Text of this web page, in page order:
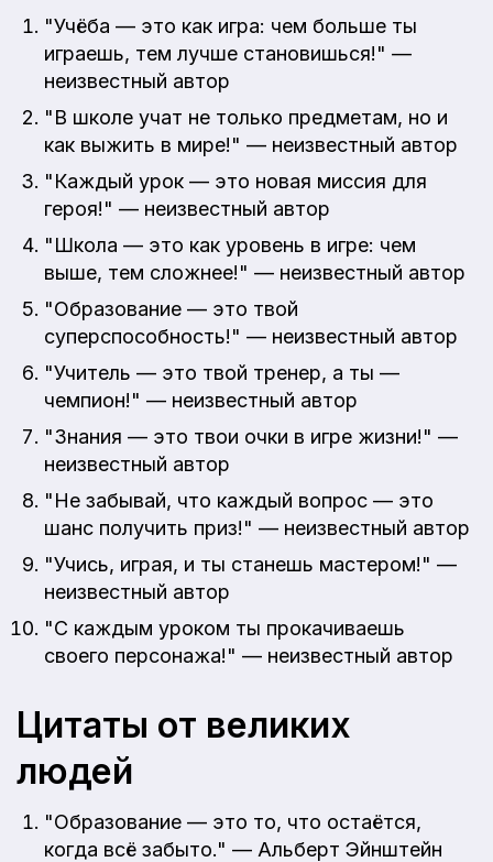
"Учёба — это как игра: чем больше ты
играешь, тем лучше становишься!" —
неизвестный автор
"В школе учат не только предметам, но и
как выжить в мире!" — неизвестный автор
"Каждый урок — это новая миссия для
героя!" — неизвестный автор
"Школа — это как уровень в игре: чем
выше, тем сложнее!" — неизвестный автор
"Образование — это твой
суперспособность!" — неизвестный автор
"Учитель — это твой тренер, а ты —
чемпион!" — неизвестный автор
"Знания — это твои очки в игре жизни!" —
неизвестный автор
"Не забывай, что каждый вопрос — это
шанс получить приз!" — неизвестный автор
"Учись, играя, и ты станешь мастером!" —
неизвестный автор
"С каждым уроком ты прокачиваешь
своего персонажа!" — неизвестный автор
Цитаты от великих
людей
"Образование — это то, что остаётся,
когда всё забыто." — Альберт Эйнштейн